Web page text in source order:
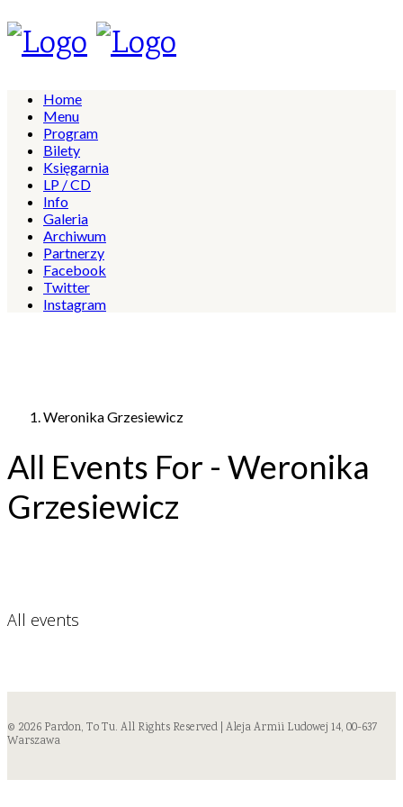
Home
Menu
Program
Bilety
Księgarnia
LP / CD
Info
Galeria
Archiwum
Partnerzy
Facebook
Twitter
Instagram
Weronika Grzesiewicz
All Events For - Weronika
Grzesiewicz
All events
© 2026 Pardon, To Tu. All Rights Reserved | Aleja Armii Ludowej 14, 00-637
Warszawa